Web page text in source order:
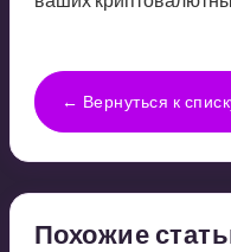
← Вернуться к
Похожие